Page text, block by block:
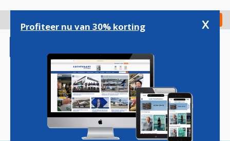
gaan
Check in
Magazine Podcasts Vacatures
Profiteer nu van 30% korting x